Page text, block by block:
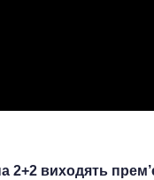
2+2 виходять